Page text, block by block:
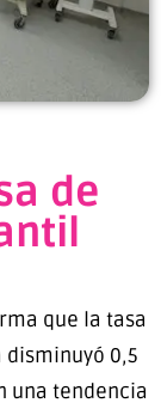
de
que la tasa
0,5
una tendencia